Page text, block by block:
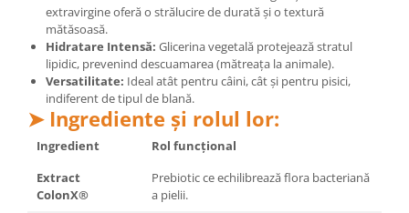
Vitamina D
Vitamina E
Vitamina K
Zinc
Cătină
Colina
extravirgine oferă o strălucire de durată și o textură
mătăsoasă.
Hidratare Intensă: Glicerina vegetală protejează stratul
lipidic, prevenind descuamarea (mătreața la animale).
Versatilitate: Ideal atât pentru câini, cât și pentru pisici,
indiferent de tipul de blană.
➤ Ingrediente și rolul lor:
Ingredient
Rol funcțional
Extract
ColonX®
Prebiotic ce echilibrează flora bacteriană
a pielii.